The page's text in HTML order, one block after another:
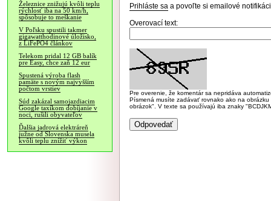
Železnice znižujú kvôli teplu
rýchlosť iba na 50 km/h,
spôsobuje to meškanie
V Poľsku spustili takmer
gigawatthodinové úložisko,
z LiFePO4 článkov
Telekom pridal 12 GB balík
pre Easy, chce zaň 12 eur
Spustená výroba flash
pamäte s novým najvyšším
počtom vrstiev
Súd zakázal samojazdiacim
Google taxíkom dobíjanie v
noci, rušili obyvateľov
Ďalšia jadrová elektráreň
južne od Slovenska musela
kvôli teplu znížiť výkon
Prihláste sa a povoľte si emailové
Overovací text:
Pre overenie, že komentár sa nepridáva
Písmená musíte zadávať rovnako ako na
obrázok". V texte sa používajú iba znaky